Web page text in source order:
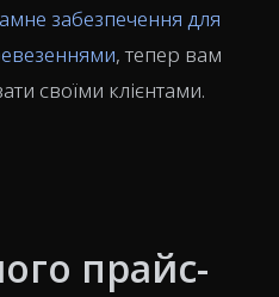
забезпечення для
, тепер вам
своїми клієнтами.
прайс-